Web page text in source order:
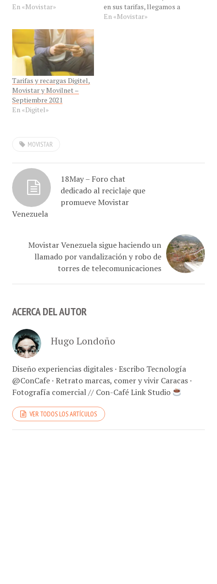
En «Movistar»
en sus tarifas, llegamos a
Abril de este 2022
En «Movistar»
Tarifas y recargas Digitel,
Movistar y Movilnet –
Septiembre 2021
En «Digitel»
MOVISTAR
18May – Foro chat
dedicado al reciclaje que
promueve Movistar
Venezuela
Movistar Venezuela sigue haciendo un
llamado por vandalización y robo de
torres de telecomunicaciones
ACERCA DEL AUTOR
Hugo Londoño
Diseño experiencias digitales · Escribo Tecnología
@ConCafe · Retrato marcas, comer y vivir Caracas ·
Fotografía comercial // Con-Café Link Studio
VER TODOS LOS ARTÍCULOS